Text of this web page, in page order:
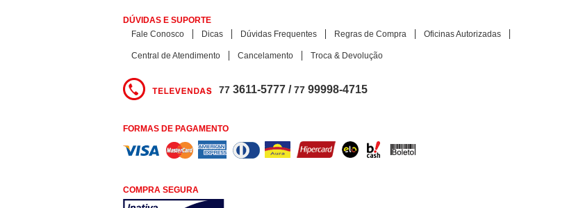
DÚVIDAS E SUPORTE
Fale Conosco
Dicas Dúvidas Frequentes Regras de Compra Oficinas Autorizadas
Central de Atendimento Cancelamento Troca & Devolução
77 3611-5777 /77 99998-4715
FORMAS DE PAGAMENTO
COMPRA SEGURA